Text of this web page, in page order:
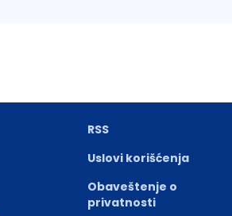
RSS
Uslovi korišćenja
Obaveštenje o
privatnosti